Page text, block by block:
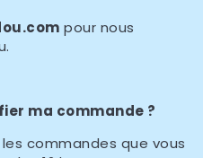
.com pour nous
ma commande ?
commandes que vous